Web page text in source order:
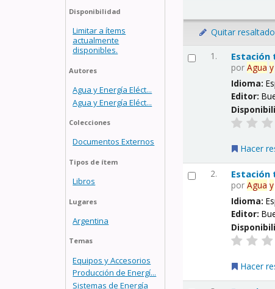
Disponibilidad
Limitar a ítems
actualmente
disponibles.
Autores
Agua y Energía Eléct...
Agua y Energía Eléct...
Colecciones
Documentos Externos
Tipos de ítem
Libros
Lugares
Argentina
Temas
Equipos y Accesorios
Producción de Energí...
Sistemas de Energía
Quitar resaltado
1. Estación
porAgua y
Idioma:
Editor:
Hacer
2. Estación
porAgua y
Idioma:
Editor:
Hacer